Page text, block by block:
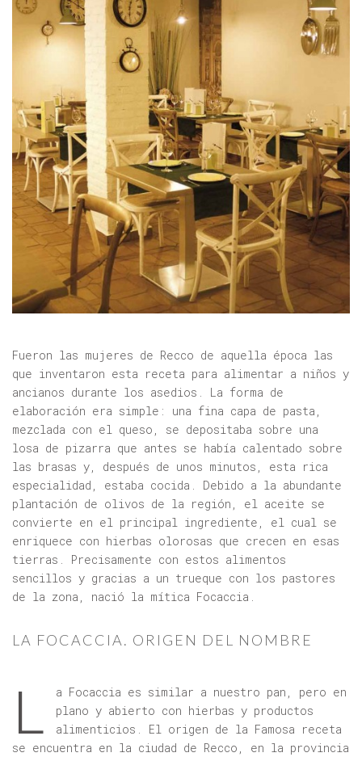
Fueron las mujeres de Recco de aquella época las
que inventaron esta receta para alimentar a niños y
ancianos durante los asedios. La forma de
elaboración era simple: una fina capa de pasta,
mezclada con el queso, se depositaba sobre una
losa de pizarra que antes se había calentado sobre
las brasas y, después de unos minutos, esta rica
especialidad, estaba cocida. Debido a la abundante
plantación de olivos de la región, el aceite se
convierte en el principal ingrediente, el cual se
enriquece con hierbas olorosas que crecen en esas
tierras. Precisamente con estos alimentos
sencillos y gracias a un trueque con los pastores
de la zona, nació la mítica Focaccia.
LA FOCACCIA. ORIGEN DEL NOMBRE
L
a Focaccia es similar a nuestro pan, pero en
plano y abierto con hierbas y productos
alimenticios. El origen de la Famosa receta
se encuentra en la ciudad de Recco, en la provincia